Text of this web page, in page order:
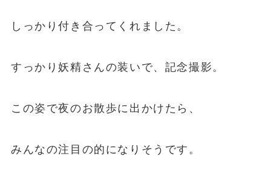
しっかり付き合ってくれました。
すっかり妖精さんの装いで、記念撮影。
この姿で夜のお散歩に出かけたら、
みんなの注目の的になりそうです。